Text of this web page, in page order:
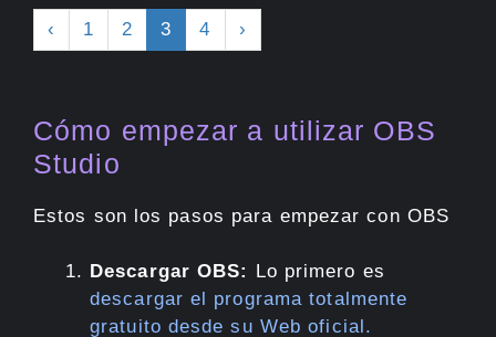
‹ 1 2 3 4 ›
Cómo empezar a utilizar OBS
Studio
Estos son los pasos para empezar con OBS
Descargar OBS:
Lo primero es
descargar el programa totalmente
gratuito desde su Web oficial.